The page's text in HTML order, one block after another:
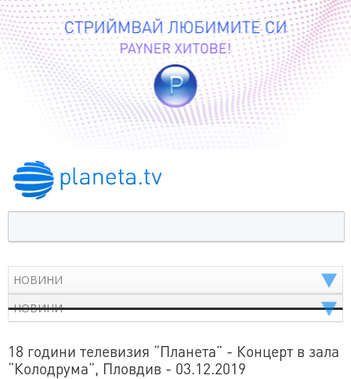
18 години телевизия “Планета” - Концерт в зала
“Колодрума”, Пловдив - 03.12.2019